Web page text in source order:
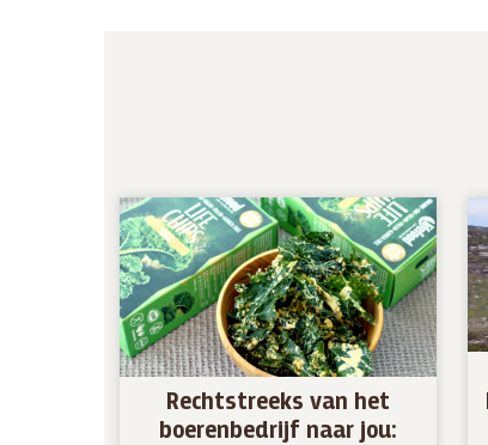
Rechtstreeks van het
boerenbedrijf naar jou: